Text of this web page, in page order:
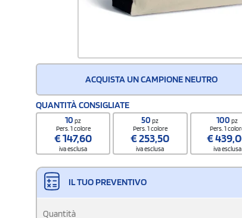
ACQUISTA UN CAMPIONE NEUTRO
QUANTITÀ CONSIGLIATE
10pz
Pers. 1 colore
€147,60
iva esclusa
50pz
Pers. 1 colore
€253,50
iva esclusa
100pz
Pers. 1
€
iva esclusa
IL TUO PREVENTIVO
Quantità